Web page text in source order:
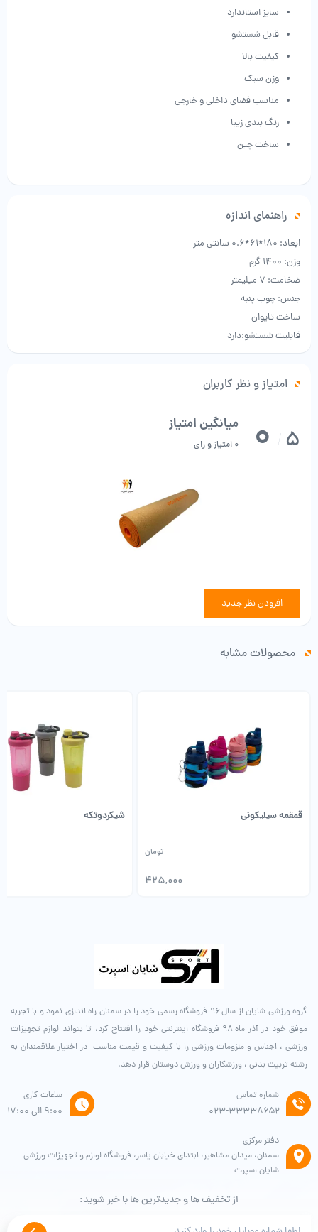
سایز استاندارد
قابل شستشو
کیفیت بالا
وزن سبک
مناسب فضای داخلی و خارجی
رنگ بندی زیبا
ساخت چین
راهنمای اندازه
ابعاد: 180*61*0.6 سانتی متر
وزن: 1400 گرم
ضخامت: 7 میلیمتر
جنس: چوب پنبه
ساخت تایوان
قابلیت شستشو:دارد
امتیاز و نظر کاربران
5
0 میانگین امتیاز
0 امتیاز و رای
افزودن نظر جدید
محصولات مشابه
قمقمه سیلیکونی
425,000
تومان
شیکردوتکه
گروه ورزشی شایان از سال ۹۶ فروشگاه رسمی خود را در سمنان راه اندازی نمود و با تجربه
موفق خود در آذر ماه ۹۸ فروشگاه اینترنتی خود را افتتاح کرد، تا بتواند لوازم تجهیزات
ورزشی ، اجناس و ملزومات ورزشی را با کیفیت و قیمت مناسب در اختیار علاقمندان به
رشته تربیت بدنی ، ورزشکاران و ورزش دوستان قرار دهد.
شماره تماس
۰۲۳-۳۳۳۳۸۶۵۲
ساعات کاری
9:00 الی 17:00
دفتر مرکزی
سمنان، میدان مشاهیر، ابتدای خیابان یاسر، فروشگاه لوازم و تجهیزات ورزشی
شایان اسپرت
از تخفیف ها و جدیدترین ها با خبر شوید: